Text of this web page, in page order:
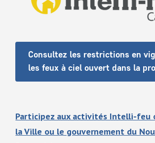
Consultez les restrictions en
les feux à ciel ouvert dans la
Participez aux activités Intelli-
la Ville ou le gouvernement du